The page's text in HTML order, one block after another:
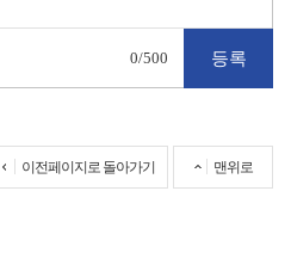
0/500
이전페이지로 돌아가기 맨위로